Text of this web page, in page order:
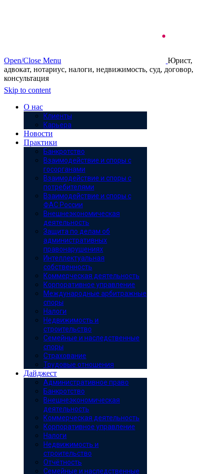
Open/Close Menu
Юрист,
адвокат, нотариус, налоги, недвижимость, суд, договор,
консультация
Skip to content
О нас
Клиенты
Карьера
Новости
Практики
Банкротство
Взаимодействие и споры с
госорганами
Взаимодействие и споры с
потребителями
Взаимодействие и споры с
ФАС России
Внешнеэкономическая
деятельность
Защита по делам об
административных
правонарушениях
Интеллектуальная
собственность
Коммерческая деятельность
Корпоративное управление
Международные арбитражные
споры
Налоги
Недвижимость и
строительство
Семейные и наследственные
споры
Страхование
Трудовые отношения
Дайджест
Административное право
Банкротство
Внешнеэкономическая
деятельность
Коммерческая деятельность
Корпоративное управление
Налоги
Недвижимость и
строительство
Отчётность
Семейные и наследственные